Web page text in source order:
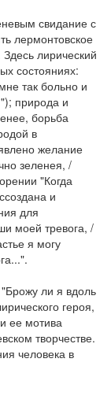
свидание с
лермонтовское
лирический
состояниях:
так больно и
природа и
борьба
в
желание
зеленея, /
"Когда
и
для
моей тревога, /
я могу
ли я вдоль
героя,
ее мотива
творчестве.
человека в